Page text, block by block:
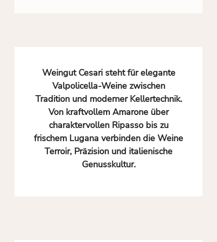
Weingut Cesari steht für elegante
Valpolicella-Weine zwischen
Tradition und moderner Kellertechnik.
Von kraftvollem Amarone über
charaktervollen Ripasso bis zu
frischem Lugana verbinden die Weine
Terroir, Präzision und italienische
Genusskultur.